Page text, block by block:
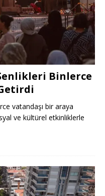
Binlerce
vatandaşı bir araya
ve kültürel etkinliklerle